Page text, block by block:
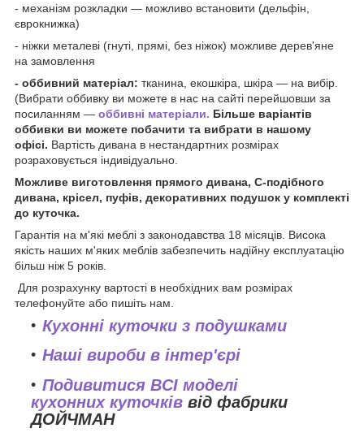
- механізм розкладки — можливо встановити (дельфін,
єврокнижка)
- ніжки металеві (гнуті, прямі, без ніжок) можливе дерев'яне
на замовлення
- оббивний матеріал: тканина, екошкіра, шкіра — на вибір.
(Вибрати оббивку ви можете в нас на сайті перейшовши за
посиланням — оббивні матеріали. Більше варіантів
оббивки ви можете побачити та вибрати в нашому
офісі. Вартість дивана в нестандартних розмірах
розраховується індивідуально.
Можливе виготовлення прямого дивана, С-подібного
дивана, крісел, пуфів, декоративних подушок у комплекті
до куточка.
Гарантія на м'які меблі з законодавства 18 місяців. Висока
якість наших м'яких меблів забезпечить надійну експлуатацію
більш ніж 5 років.
Для розрахунку вартості в необхідних вам розмірах
телефонуйте або пишіть нам.
Кухонні куточки з подушками
Наші вироби в інтер'єрі
Подивитися ВСІ моделі
кухонних куточків від фабрики
ДОЙЧМАН